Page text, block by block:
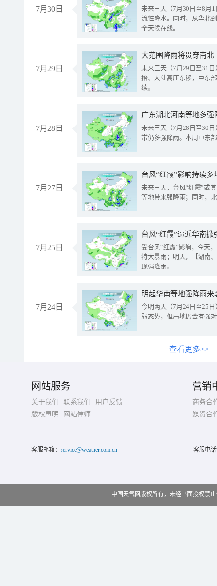
7月30日
未来三天（7月30日至8月
流性降水。同时，从华北
全天候在线。
7月29日
大范围降雨将贯穿南
未来三天（7月29日至31
抬、大陆高压东移，中东
续。
7月28日
广东湖北河南等地多
未来三天（7月28日至30
带仍多强降雨。本周中东
7月27日
台风“红霞”影响持续
未来三天，台风“红霞”或
等地带来强降雨；同时，
7月25日
台风“红霞”逼近华南
受台风“红霞”影响，今天
特大暴雨；明天，【湖南
现强降雨。
7月24日
明起华南等地强降雨
今明两天（7月24日至25
弱态势，但局地仍会有强
查看更多>>
网站服务
关于我们 联系我们
用户反馈
版权声明
网站律师
营销
商务合
媒资合
客服邮箱： service@weather.com.cn 客服电
中国天气网版权所有，未经书面授权